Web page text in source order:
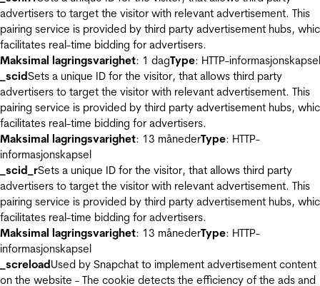
advertisers to target the visitor with relevant advertisement. This
pairing service is provided by third party advertisement hubs,
facilitates real-time bidding for advertisers.
Maksimal lagringsvarighet: 1 dagType: HTTP-informasjonskapsel
_scidSets a unique ID for the visitor, that allows third party
advertisers to target the visitor with relevant advertisement. This
pairing service is provided by third party advertisement hubs,
facilitates real-time bidding for advertisers.
Maksimal lagringsvarighet: 13 månederType: HTTP-
informasjonskapsel
_scid_rSets a unique ID for the visitor, that allows third party
advertisers to target the visitor with relevant advertisement. This
pairing service is provided by third party advertisement hubs,
facilitates real-time bidding for advertisers.
Maksimal lagringsvarighet: 13 månederType: HTTP-
informasjonskapsel
_screloadUsed by Snapchat to implement advertisement content
on the website - The cookie detects the efficiency of the ads and